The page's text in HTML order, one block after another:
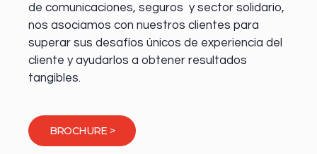
de comunicaciones, seguros y sector solidario,
nos asociamos con nuestros clientes para
superar sus desafíos únicos de experiencia del
cliente y ayudarlos a obtener resultados
tangibles.
BROCHURE >